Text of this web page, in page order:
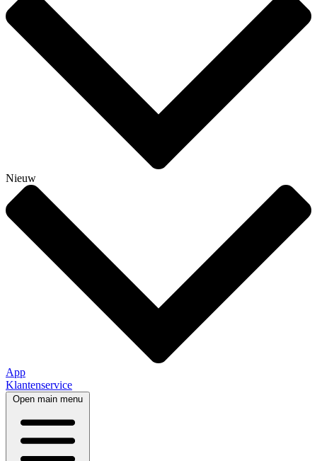
Nieuw
App
Klantenservice
Open main menu